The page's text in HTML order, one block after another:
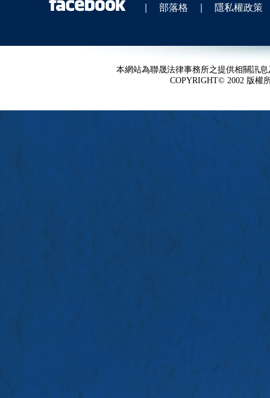
| 部落格 | 隱私權政策
本網站為聯晟法律事務所之提供相關訊
COPYRIGHT© 2002 版權